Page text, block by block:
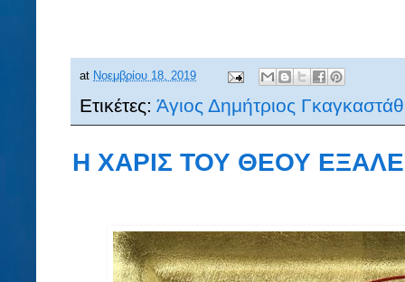
at Νοεμβρίου 18, 2019
Ετικέτες: Άγιος Δημήτριος
Η ΧΑΡΙΣ ΤΟΥ ΘΕΟΥ